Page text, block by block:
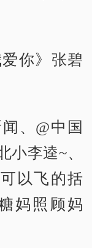
你》张碧
、@中国
小李逵~、
以飞的括
妈照顾妈